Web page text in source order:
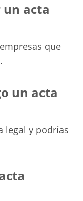
un acta
que
un acta
legal y podrías